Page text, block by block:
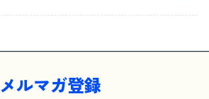
メルマガ登録